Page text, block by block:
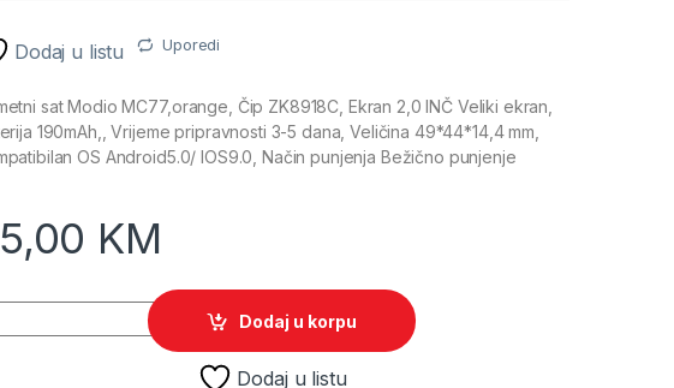
Dodaj u listu Uporedi
sat Modio MC77,orange, Čip ZK8918C, Ekran 2,0 INČ Veliki ekran,
190mAh,, Vrijeme pripravnosti 3-5 dana, Veličina 49*44*14,4 mm,
OS Android5.0/ IOS9.0, Način punjenja Bežično punjenje
KM
sat Modio MC77 orange quantity
Dodaj u korpu
Dodaj u listu